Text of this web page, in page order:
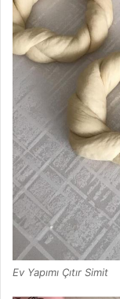
Ev Yapımı Çıtır Simit